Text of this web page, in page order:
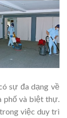
sự đa dạng về
phố và biệt thự.
việc duy trì